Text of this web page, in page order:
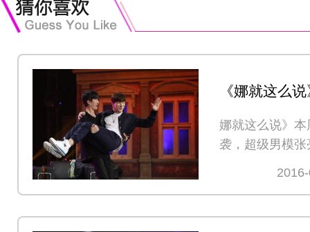
《娜就这么
娜就这么说》
袭，超级男模